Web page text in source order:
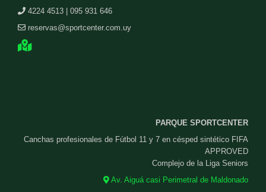
4224 4513 | 095 931 646
reservas@sportcenter.com.uy
PARQUE SPORTCENTER
Canchas profesionales de Fútbol 11 y 7 en césped sintético FIFA
APPROVED
Complejo de la Liga Seniors
Av. Aiguá casi Perimetral de Maldonado